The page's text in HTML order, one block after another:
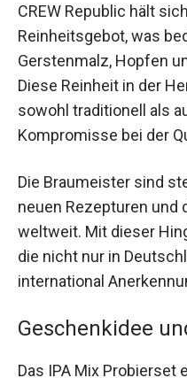
CREW Republic hält
Reinheitsgebot, was
Gerstenmalz, Hopfen
Diese Reinheit in der
sowohl traditionell als
Kompromisse bei der
Die Braumeister sind
neuen Rezepturen
weltweit. Mit dieser
die nicht nur in
international
Geschenkidee
Das IPA Mix